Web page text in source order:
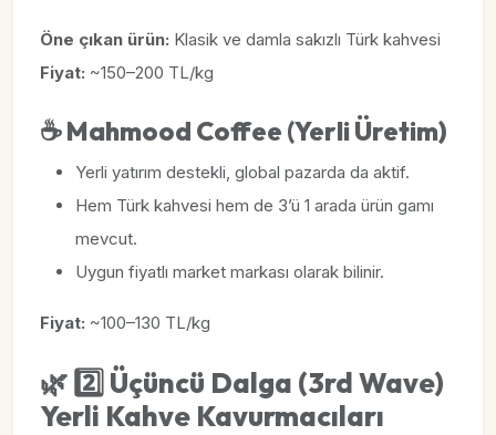
Öne çıkan ürün: Klasik ve damla sakızlı Türk kahvesi
Fiyat: ~150–200 TL/kg
☕Mahmood Coffee (Yerli Üretim)
Yerli yatırım destekli, global pazarda da aktif.
Hem Türk kahvesi hem de 3’ü 1 arada ürün gamı
mevcut.
Uygun fiyatlı market markası olarak bilinir.
Fiyat: ~100–130 TL/kg
🌿2️⃣ Üçüncü Dalga (3rd Wave)
Yerli Kahve Kavurmacıları